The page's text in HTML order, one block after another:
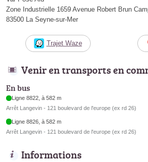
Zone Industrielle 1659 Avenue Robert Brun
83500 La Seyne-sur-Mer
Trajet Waze
Venir en transports en
En bus
Ligne 8822, à 582 m
Arrêt Langevin - 121 boulevard de l'europe (ex rd 26)
Ligne 8826, à 582 m
Arrêt Langevin - 121 boulevard de l'europe (ex rd 26)
Informations